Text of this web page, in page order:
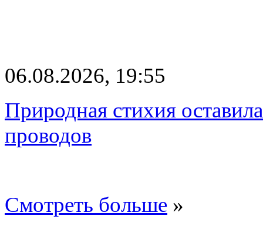
06.08.2026, 19:55
Природная стихия
проводов
Смотреть больше »